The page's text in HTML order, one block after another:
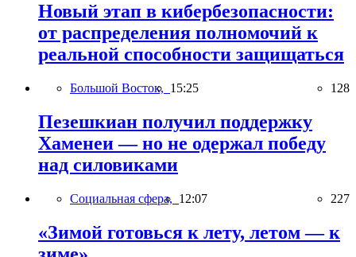
Новый этап в кибербезопасности:
от распределения полномочий к
реальной способности защищаться
Большой Восток, 15:25 128
Пезешкиан получил поддержку
Хаменеи — но не одержал победу
над силовиками
Социальная сфера, 12:07 227
«Зимой готовься к лету, летом — к